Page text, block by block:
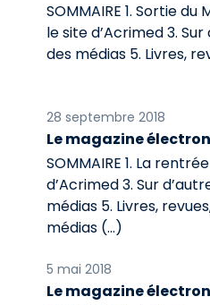
SOMMAIRE 1. Sortie
le site d’Acrimed 3.
des médias 5. Livres,
28 septembre 2018
Le magazine
SOMMAIRE 1. La
d’Acrimed 3. Sur
médias 5. Livres,
médias (…)
5 mai 2018
Le magazine